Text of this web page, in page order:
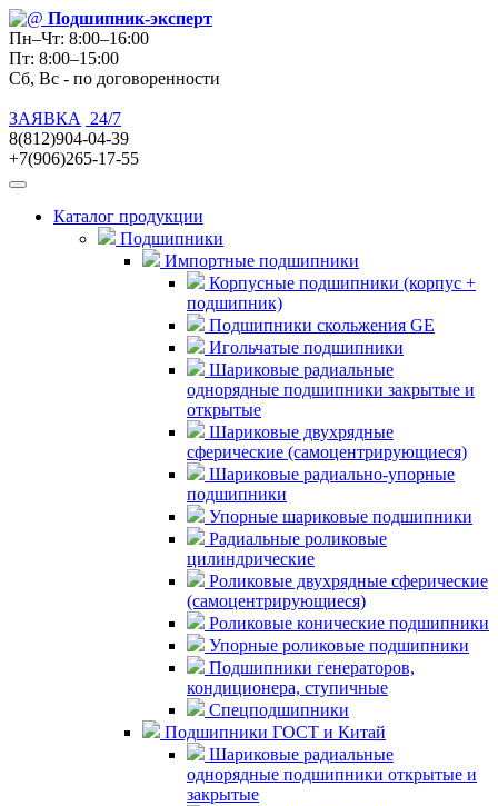
Подшипник-эксперт
Пн–Чт: 8:00–16:00
Пт: 8:00–15:00
Сб, Вс - по договоренности
ЗАЯВКА
24/7
8(812)904-04-39
+7(906)265-17-55
Каталог продукции
Подшипники
Импортные подшипники
Корпусные подшипники (корпус +
подшипник)
Подшипники скольжения GE
Игольчатые подшипники
Шариковые радиальные
однорядные подшипники закрытые и
открытые
Шариковые двухрядные
сферические (самоцентрирующиеся)
Шариковые радиально-упорные
подшипники
Упорные шариковые подшипники
Радиальные роликовые
цилиндрические
Роликовые двухрядные сферические
(самоцентрирующиеся)
Роликовые конические подшипники
Упорные роликовые подшипники
Подшипники генераторов,
кондиционера, ступичные
Спецподшипники
Подшипники ГОСТ и Китай
Шариковые радиальные
однорядные подшипники открытые и
закрытые